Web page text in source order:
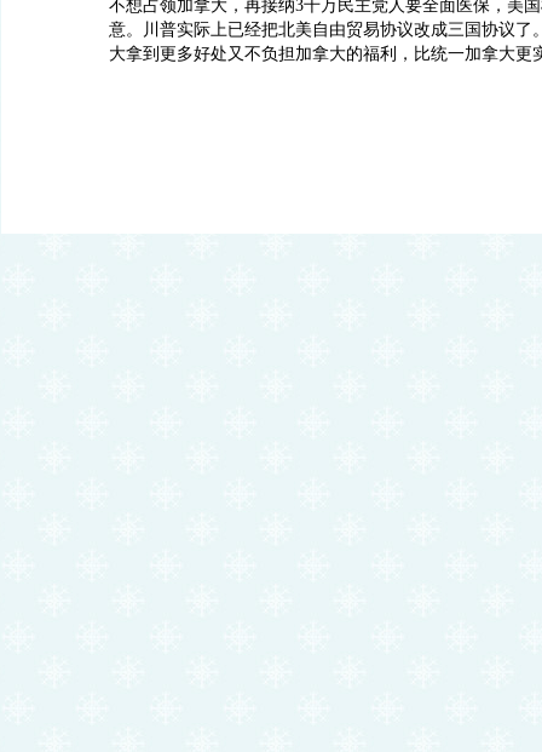
不想占领加拿大，再接纳3千万民主党人要全面医保，美
意。川普实际上已经把北美自由贸易协议改成三国协议了
大拿到更多好处又不负担加拿大的福利，比统一加拿大更